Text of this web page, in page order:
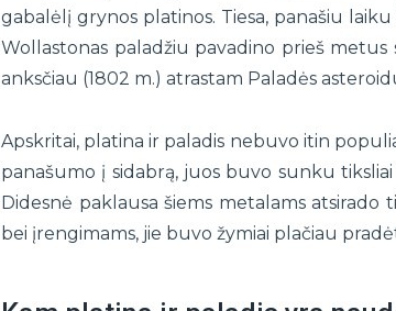
gabalėlį grynos platinos. Tiesa, panašiu
Wollastonas paladžiu pavadino prieš
anksčiau (1802 m.) atrastam Paladės
Apskritai, platina ir paladis nebuvo itin
panašumo į sidabrą, juos buvo sunku
Didesnė paklausa šiems metalams
bei įrengimams, jie buvo žymiai plačiau